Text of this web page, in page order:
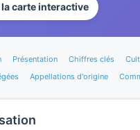
carte interactive
Présentation Chiffres clés
Appellations d'origine